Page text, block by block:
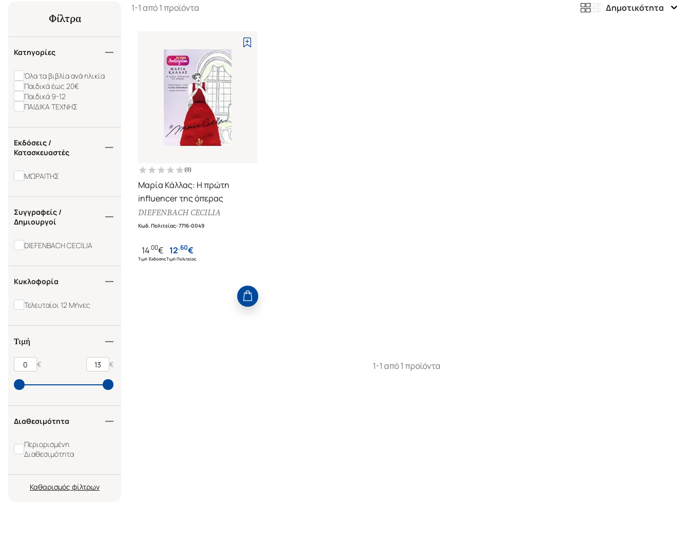
Φίλτρα
Κατηγορίες
Όλα τα βιβλία ανά ηλικία
Παιδικά έως 20€
Παιδικά 9-12
ΠΑΙΔΙΚΑ ΤΕΧΝΗΣ
Εκδόσεις /
Κατασκευαστές
ΜΩΡΑΙΤΗΣ
Συγγραφείς /
Δημιουργοί
DIEFENBACH CECILIA
Κυκλοφορία
Τελευταίοι 12 Μήνες
Τιμή
€ €
Διαθεσιμότητα
Περιορισμένη
Διαθεσιμότητα
Καθαρισμός
1-1 από 1 προϊόντα Δημοτικότητα
(0)
Μαρία Κάλλας: Η πρώτη
influencer της όπερας
DIEFENBACH CECILIA
Κωδ. Πολιτείας:7716-0049
14.00€
Τιμή Έκδοσης
12.60€
Τιμή Πολιτείας
1-1 από 1 προϊόντα